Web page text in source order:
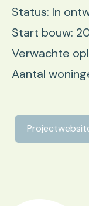
Status: In
Start bouw:
Verwachte
Aantal